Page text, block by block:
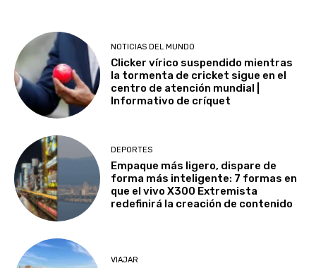
NOTICIAS DEL MUNDO
Clicker vírico suspendido mientras
la tormenta de cricket sigue en el
centro de atención mundial |
Informativo de críquet
DEPORTES
Empaque más ligero, dispare de
forma más inteligente: 7 formas en
que el vivo X300 Extremista
redefinirá la creación de contenido
VIAJAR